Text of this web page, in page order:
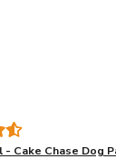
- Cake Chase Dog